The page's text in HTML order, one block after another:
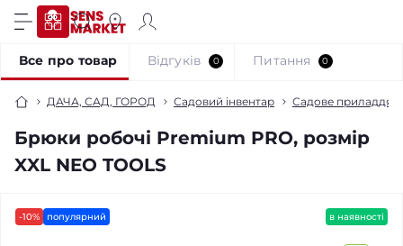
ДАЧА, САД, ГОРОД Садовий інвентар Садове приладдя
Брюки робочі Premium PRO, розмір
XXL NEO TOOLS
Все про товар Відгуків 0 Питання 0
-10% популярний в наявності